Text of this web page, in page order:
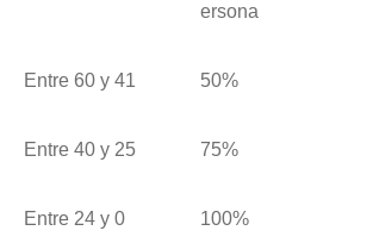
ersona
Entre 60 y 41 50%
Entre 40 y 25 75%
Entre 24 y 0 100%